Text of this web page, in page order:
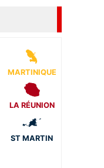
MARTINIQUE
LA RÉUNION
ST MARTIN